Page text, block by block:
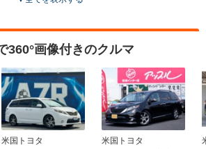
全幅
-m
全長
-m
全幅
-m
全長
-m
360°画像付きのクルマ
米国トヨタ 米国トヨタ